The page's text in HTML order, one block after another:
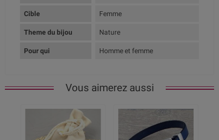
Cible Femme
Theme du bijou Nature
Pour qui Homme et femme
Vous aimerez aussi